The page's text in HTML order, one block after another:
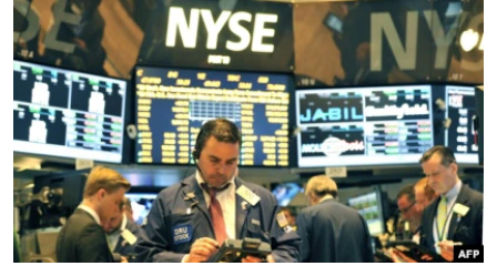
поиску
КАВКАЗ.РЕАЛИИ
СЕВЕР.РЕАЛИИ
СИБИРЬ.РЕАЛИИ
РАСПИСАНИЕ ВЕЩАНИЯ
ПОДПИШИТЕСЬ НА РАССЫЛКУ
СОЦИАЛЬНЫЕ СЕТИ